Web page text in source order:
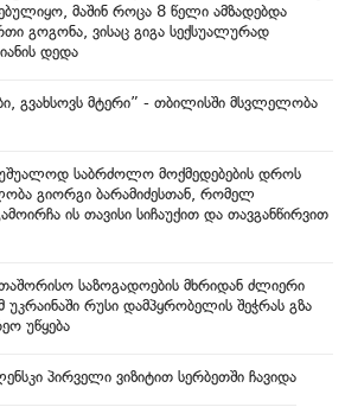
მაშინ როცა 8 წელი ამზადებდა
გოგონა, ვისაც გიგა სექსუალურად
დედა
გვახსოვს მტერი” - თბილისში მსვლელობა
უშუალოდ საბრძოლო მოქმედებების დროს
გიორგი ბარამიძესთან, რომელ
ის თავისი სიჩაუქით და თავგანწირვით
საზოგადოების მხრიდან ძლიერი
უკრაინაში რუსი დამპყრობელის შეჭრას გზა
უწყება
პირველი ვიზიტით სერბეთში ჩავიდა